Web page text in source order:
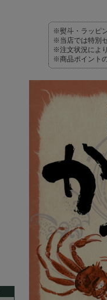
※熨斗・ラッピ
※当店では特別
※注文状況によ
※商品ポイント